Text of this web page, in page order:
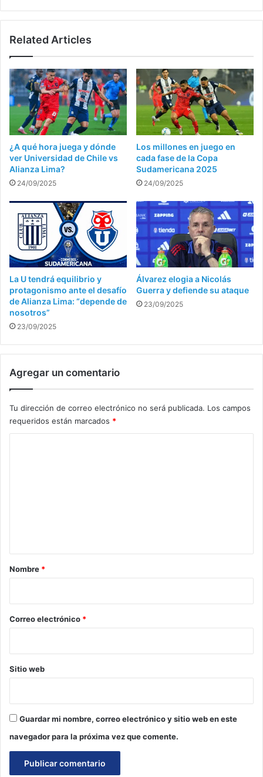
Related Articles
¿A qué hora juega y dónde
ver Universidad de Chile vs
Alianza Lima?
24/09/2025
Los millones en juego en
cada fase de la Copa
Sudamericana 2025
24/09/2025
La U tendrá equilibrio y
protagonismo ante el desafío
de Alianza Lima: “depende de
nosotros”
23/09/2025
Álvarez elogia a Nicolás
Guerra y defiende su ataque
23/09/2025
Agregar un comentario
Tu dirección de correo electrónico no será publicada. Los campos
requeridos están marcados *
r
*
Nombre *
Correo electrónico *
Sitio web
Guardar mi nombre, correo electrónico y sitio web en este
navegador para la próxima vez que comente.